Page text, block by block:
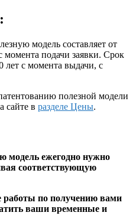
модель составляет от
момента подачи заявки. Срок
лет с момента выдачи, с
полезной модели
сайте в разделе Цены.
модель ежегодно нужно
соответствующую
работы по получению вами
ваши временные и